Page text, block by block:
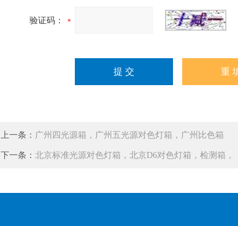
验证码：
上一条： 广州四光源箱，广州五光源对色灯箱，广州比色箱
下一条： 北京标准光源对色灯箱，北京D6对色灯箱，检测箱，